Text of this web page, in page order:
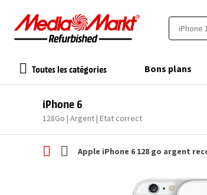
Toutes les catégories Bons plans
iPhone 6
128Go | Argent | Etat correct
Apple iPhone 6 128 go argent